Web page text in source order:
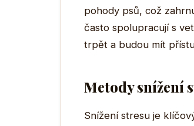
pohody psů, což
často spolupracují s
trpět a budou mít
Metody snížení
Snížení stresu je